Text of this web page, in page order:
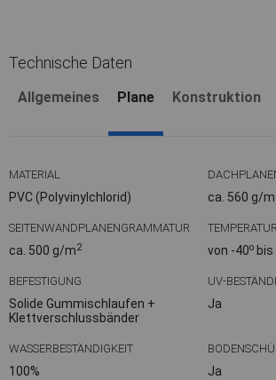
Technische Daten
Allgemeines Plane Konstruktion
MATERIAL
PVC (Polyvinylchlorid) ca. 560 g/m
SEITENWANDPLANENGRAMMATUR
ca. 500 g/m2 von -40o bis
BEFESTIGUNG
Solide Gummischlaufen +
Klettverschlussbänder
UV-
Ja
WASSERBESTÄNDIGKEIT
100% Ja